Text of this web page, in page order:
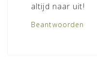
altijd naar uit!
Beantwoorden